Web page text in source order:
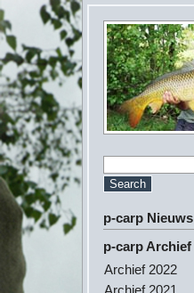
p-carp Nieuws
p-carp Archief
Archief 2022
Archief 2021